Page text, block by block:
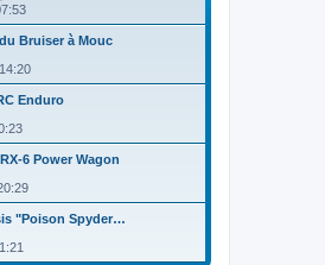
m
e
a
g
o
n
s
l
e
r
e
e
n
i
e
m
Bruiser à Mouc
Enduro
o
n
s
l
e
r
l
e
6 Power Wagon
"Poison Spyder…